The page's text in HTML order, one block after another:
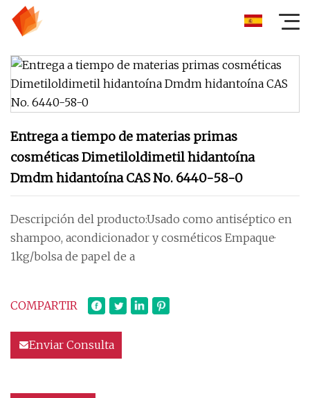
Entrega a tiempo de materias primas
cosméticas Dimetiloldimetil hidantoína
Dmdm hidantoína CAS No. 6440-58-0
Descripción del producto:Usado como antiséptico en
shampoo, acondicionador y cosméticos Empaque·
1kg/bolsa de papel de a
COMPARTIR
Enviar Consulta